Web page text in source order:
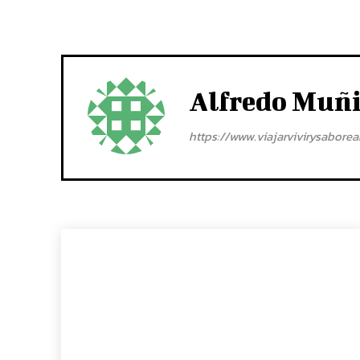
Alfredo
https://